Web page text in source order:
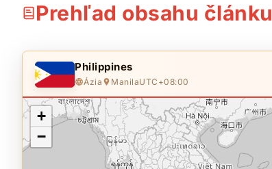
Prehľad obsahu článku
Philippines
Ázia ManilaUTC+08:00
+
−